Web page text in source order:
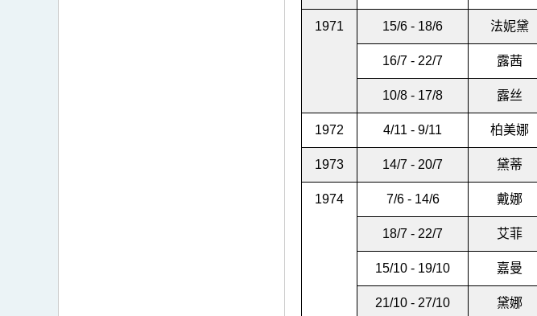
1971 15/6 - 18/6 法妮黛
16/7 - 22/7 露茜
10/8 - 17/8 露丝
1972 4/11 - 9/11 柏美娜
1973 14/7 - 20/7 黛蒂
1974 7/6 - 14/6 戴娜
18/7 - 22/7 艾菲
15/10 - 19/10 嘉曼
21/10 - 27/10 黛娜